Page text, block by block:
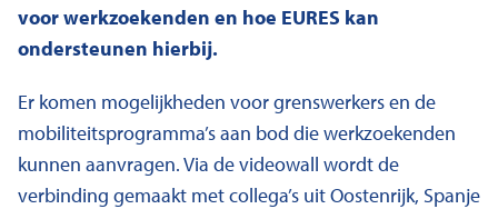
voor werkzoekenden en hoe EURES kan
ondersteunen hierbij.
Er komen mogelijkheden voor grenswerkers en de
mobiliteitsprogramma’s aan bod die werkzoekenden
kunnen aanvragen. Via de videowall wordt de
verbinding gemaakt met collega’s uit Oostenrijk, Spanje